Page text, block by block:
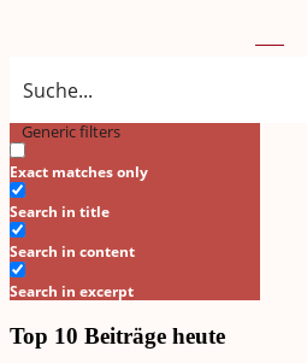
Generic filters
Exact matches only
Search in title
Search in content
Search in excerpt
Top 10 Beiträge heute